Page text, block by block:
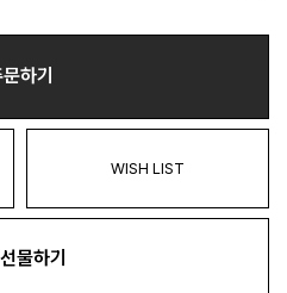
하기
WISH LIST
선물하기